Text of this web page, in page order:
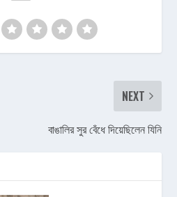
NEXT
বাঙালির সুর বেঁধে দিয়েছিলেন যিনি